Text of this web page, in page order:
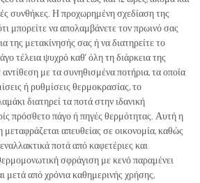
συνθήκες. Η προχωρημένη σχεδίαση της
μπορείτε να απολαμβάνετε τον πρωινό σας
της μετακίνησής σας ή να διατηρείτε το
τέλεια ψυχρό καθ’ όλη τη διάρκεια της
με τα συνηθισμένα ποτήρια, τα οποία
ή ρυθμίσεις θερμοκρασίας, το
διατηρεί τα ποτά στην ιδανική
πρόσθετο πάγο ή πηγές θερμότητας. Αυτή η
απευθείας σε οικονομία, καθώς
ποτά από καφετέριες και
σφράγιση με κενό παραμένει
μετά από χρόνια καθημερινής χρήσης,